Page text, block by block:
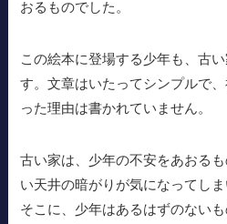
おるものでした。
この絵本に登場する少年も、古
す。文章はいたってシンプルで
った理由は書かれていません。
古い家は、少年の不安をあおる
い天井の暗がりが気になってしま
そこに、少年はあるはずのない